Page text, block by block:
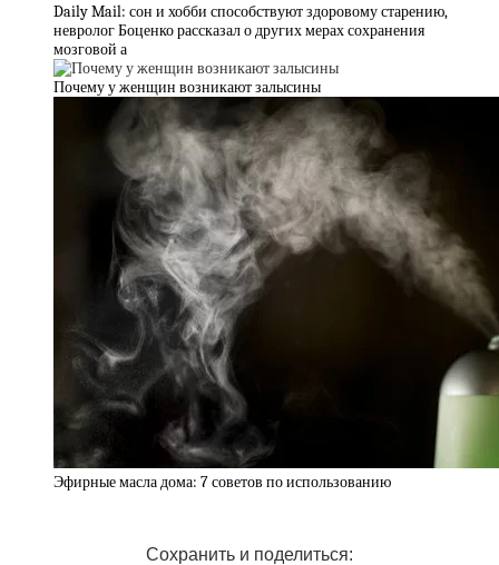
Daily Mail: сон и хобби способствуют здоровому старению,
невролог Боценко рассказал о других мерах сохранения
мозговой а
Почему у женщин возникают залысины
Эфирные масла дома: 7 советов по использованию
Сохранить и поделиться: